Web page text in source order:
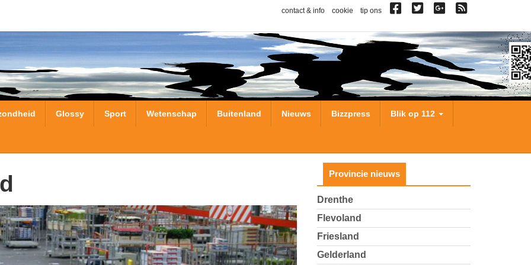
contact & info cookie tip ons
Glossy Sport Wetenschap Buitenland Nieuws Bizzpress Blik op 112
Provincie nieuws
Drenthe
Flevoland
Friesland
Gelderland